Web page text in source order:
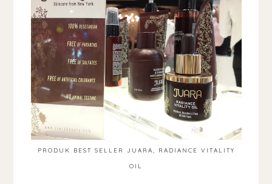
PRODUK BEST SELLER JUARA, RADIANCE VITALITY
OIL